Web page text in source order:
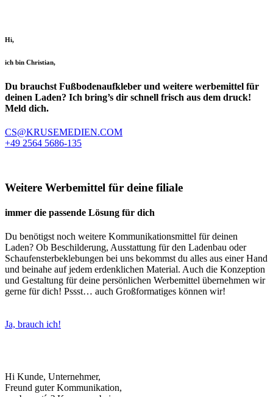
Hi,
ich bin Christian,
Du brauchst Fußbodenaufkleber und weitere werbemittel für
deinen Laden? Ich bring’s dir schnell frisch aus dem druck!
Meld dich.
CS@KRUSEMEDIEN.COM
+49 2564 5686-135
Weitere Werbemittel für deine filiale
immer die passende Lösung für dich
Du benötigst noch weitere Kommunikationsmittel für deinen
Laden? Ob Beschilderung, Ausstattung für den Ladenbau oder
Schaufensterbeklebungen bei uns bekommst du alles aus einer Hand
und beinahe auf jedem erdenklichen Material. Auch die Konzeption
und Gestaltung für deine persönlichen Werbemittel übernehmen wir
gerne für dich! Pssst… auch Großformatiges können wir!
Ja, brauch ich!
Hi Kunde, Unternehmer,
Freund guter Kommunikation,